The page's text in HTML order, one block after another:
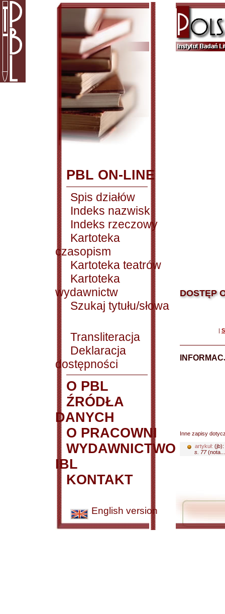
PBL ON-LINE
Spis działów
Indeks nazwisk
Indeks rzeczowy
Kartoteka
czasopism
Kartoteka teatrów
Kartoteka
wydawnictw
Szukaj tytułu/słowa
Transliteracja
Deklaracja
dostępności
O PBL
ŹRÓDŁA
DANYCH
O PRACOWNI
WYDAWNICTWO
IBL
KONTAKT
English version
DOSTĘP
|
Inne zapisy
artykuł: (jb):
s. 77